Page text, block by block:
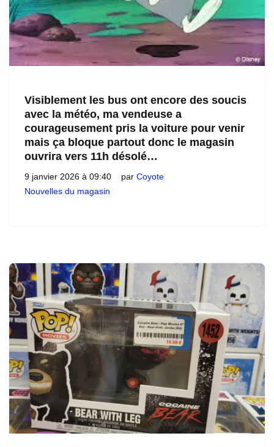
Visiblement les bus ont encore des soucis
avec la météo, ma vendeuse a
courageusement pris la voiture pour venir
mais ça bloque partout donc le magasin
ouvrira vers 11h désolé…
9 janvier 2026 à 09:40 par Coyote
Nouvelles du magasin